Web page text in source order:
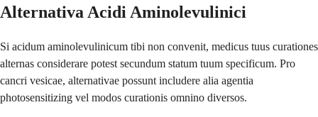
Alternativa Acidi Aminolevulinici
Si acidum aminolevulinicum tibi non convenit, medicus tuus curationes
alternas considerare potest secundum statum tuum specificum. Pro
cancri vesicae, alternativae possunt includere alia agentia
photosensitizing vel modos curationis omnino diversos.